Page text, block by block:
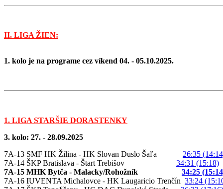
II. LIGA ŽIEN:
1. kolo je na programe cez víkend 04. - 05.10.2025.
1. LIGA STARŠIE DORASTENKY
3. kolo: 27. - 28.09.2025
7A-13 SMF HK Žilina - HK Slovan Duslo Šaľa 26:35
7A-14 ŠKP Bratislava - Štart Trebišov 34:31 (15:18)
7A-15 MHK Bytča - Malacky/Rohožník 34:25
7A-16 IUVENTA Michalovce - HK Laugaricio Trenčín 33:24